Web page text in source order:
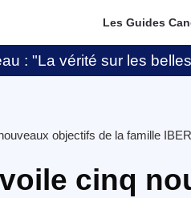
Les Guides
: "La vérité sur les
objectifs de la famille
cinq